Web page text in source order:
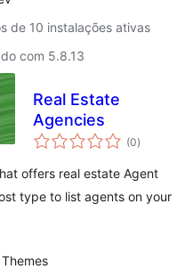
de 10 instalações ativas
com 5.8.13
Real Estate
Agencies
(0avaliações
totais
)
offers real estate Agent
type to list agents on your